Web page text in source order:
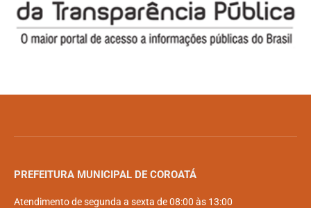
PREFEITURA MUNICIPAL DE COROATÁ
Atendimento de segunda a sexta de 08:00 às 13:00